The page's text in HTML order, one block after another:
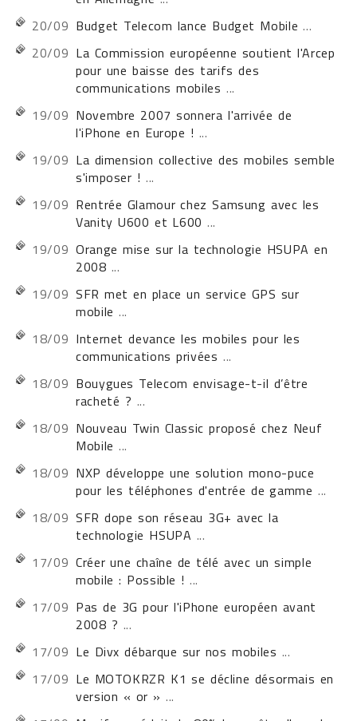
20/09 Budget Telecom lance Budget Mobile ...
20/09 La Commission européenne soutient l'Arcep
pour une baisse des tarifs des
communications mobiles ...
19/09 Novembre 2007 sonnera l'arrivée de
l'iPhone en Europe ! ...
19/09 La dimension collective des mobiles semble
s'imposer ! ...
19/09 Rentrée Glamour chez Samsung avec les
Vanity U600 et L600 ...
19/09 Orange mise sur la technologie HSUPA en
2008 ...
19/09 SFR met en place un service GPS sur
mobile ...
18/09 Internet devance les mobiles pour les
communications privées ...
18/09 Bouygues Telecom envisage-t-il d’être
racheté ? ...
18/09 Nouveau Twin Classic proposé chez Neuf
Mobile ...
18/09 NXP développe une solution mono-puce
pour les téléphones d'entrée de gamme ...
18/09 SFR dope son réseau 3G+ avec la
technologie HSUPA ...
17/09 Créer une chaîne de télé avec un simple
mobile : Possible ! ...
17/09 Pas de 3G pour l'iPhone européen avant
2008 ? ...
17/09 Le Divx débarque sur nos mobiles ...
17/09 Le MOTOKRZR K1 se décline désormais en
version « or » ...